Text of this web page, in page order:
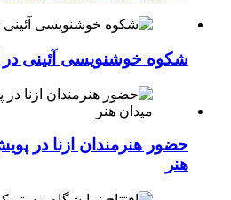
شکوه خوشنویسی آئینی در
حضور هنرمندان ازنا در
هنر